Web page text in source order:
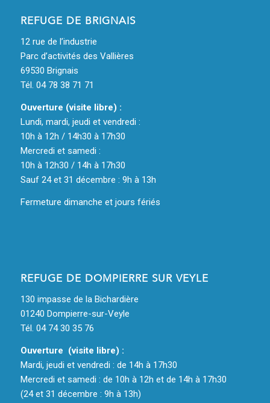
REFUGE DE BRIGNAIS
12 rue de l’industrie
Parc d’activités des Vallières
69530 Brignais
Tél. 04 78 38 71 71
Ouverture (visite libre) :
Lundi, mardi, jeudi et vendredi :
10h à 12h / 14h30 à 17h30
Mercredi et samedi :
10h à 12h30 / 14h à 17h30
Sauf 24 et 31 décembre : 9h à 13h
Fermeture dimanche et jours fériés
REFUGE DE DOMPIERRE SUR VEYLE
130 impasse de la Bichardière
01240 Dompierre-sur-Veyle
Tél. 04 74 30 35 76
Ouverture (visite libre) :
Mardi, jeudi et vendredi : de 14h à 17h30
Mercredi et samedi : de 10h à 12h et de 14h à 17h30
(24 et 31 décembre : 9h à 13h)